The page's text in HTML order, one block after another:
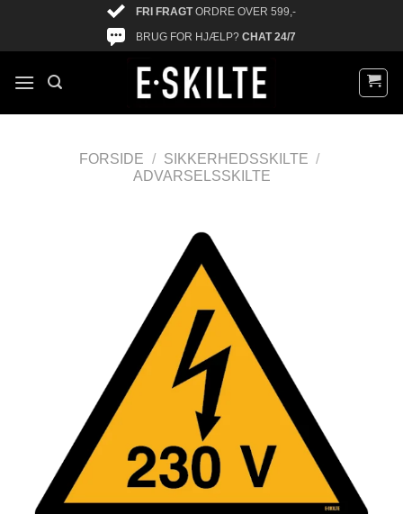
FRI FRAGTORDRE OVER 599,-
BRUG FOR HJÆLP? CHAT 24/7
FORSIDE / SIKKERHEDSSKILTE /
ADVARSELSSKILTE